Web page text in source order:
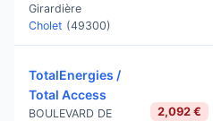
Girardière
Cholet (49300)
TotalEnergies /
Total Access
BOULEVARD DE
2,092 €